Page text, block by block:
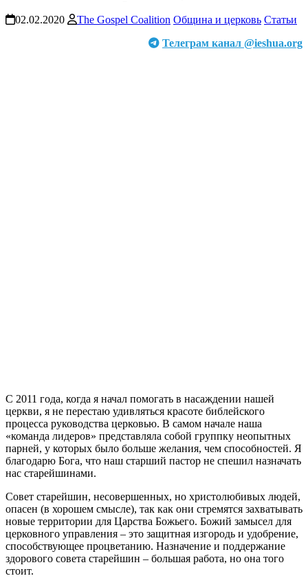
02.02.2020 The Gospel Coalition Община и церковь Статьи
Телеграм канал @ieshua.org
С 2011 года, когда я начал помогать в насаждении нашей
церкви, я не перестаю удивляться красоте библейского
процесса руководства церковью. В самом начале наша
«команда лидеров» представляла собой группку неопытных
парней, у которых было больше желания, чем способностей. Я
благодарю Бога, что наш старший пастор не спешил назначать
нас старейшинами.
Совет старейшин, несовершенных, но христолюбивых людей,
опасен (в хорошем смысле), так как они стремятся захватывать
новые территории для Царства Божьего. Божий замысел для
церковного управления – это защитная изгородь и удобрение,
способствующее процветанию. Назначение и поддержание
здорового совета старейшин – большая работа, но она того
стоит.